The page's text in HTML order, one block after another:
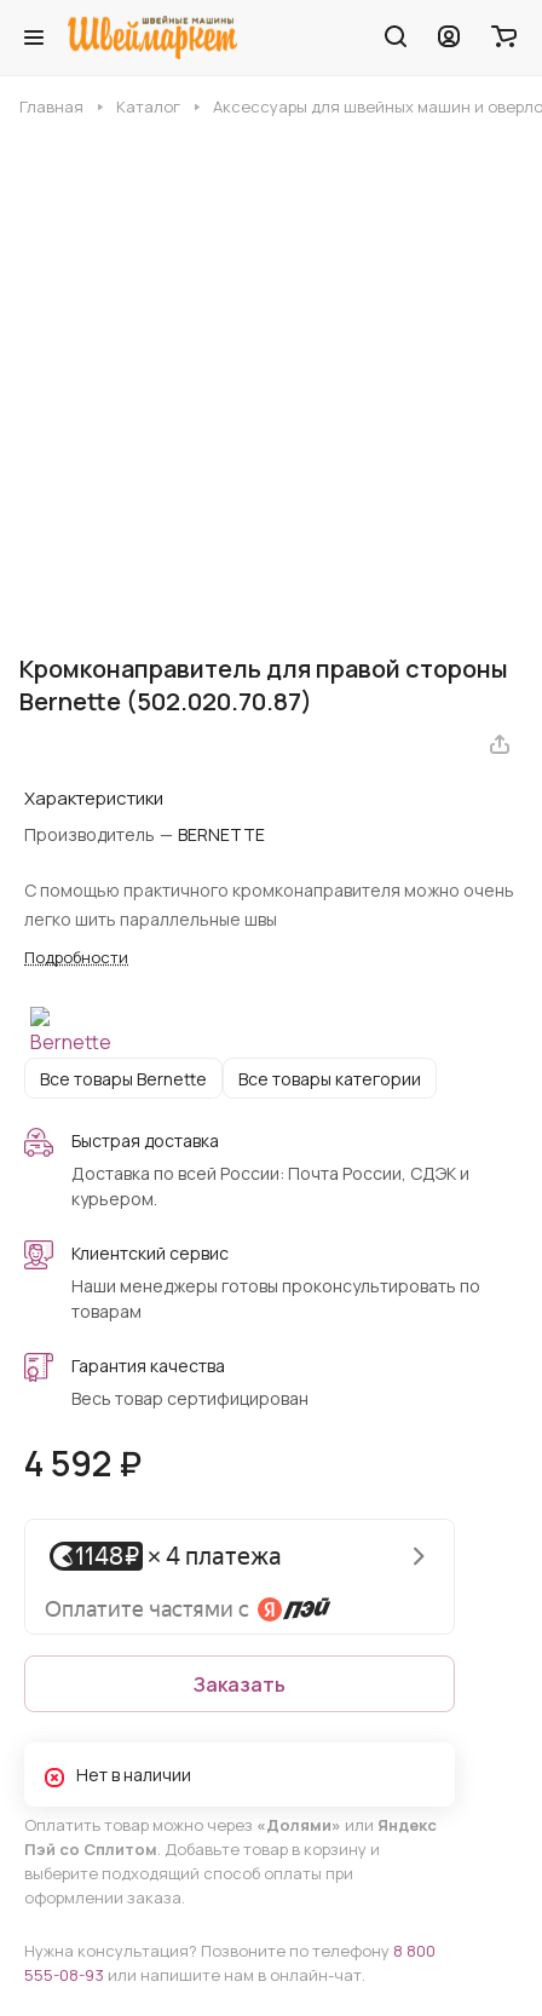
Главная Каталог Аксессуары для швейных машин и
Кромконаправитель для правой стороны
Bernette (502.020.70.87)
Характеристики
Производитель — BERNETTE
С помощью практичного кромконаправителя можно очень
легко шить параллельные швы
Подробности
Все товары Bernette Все товары категории
Быстрая доставка
Доставка по всей России: Почта России, СДЭК и
курьером.
Клиентский сервис
Наши менеджеры готовы проконсультировать по
товарам
Гарантия качества
Весь товар сертифицирован
4 592 ₽
Заказать
Нет в наличии
Оплатить товар можно через «Долями» или Яндекс
Пэй со Сплитом. Добавьте товар в корзину и
выберите подходящий способ оплаты при
оформлении заказа.
Нужна консультация? Позвоните по телефону 8 800
555-08-93 или напишите нам в онлайн-чат.